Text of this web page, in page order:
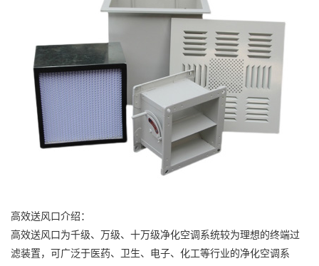
高效送风口介绍：
高效送风口为千级、万级、十万级净化空调系统较为理想的终端过
滤装置，可广泛于医药、卫生、电子、化工等行业的净化空调系